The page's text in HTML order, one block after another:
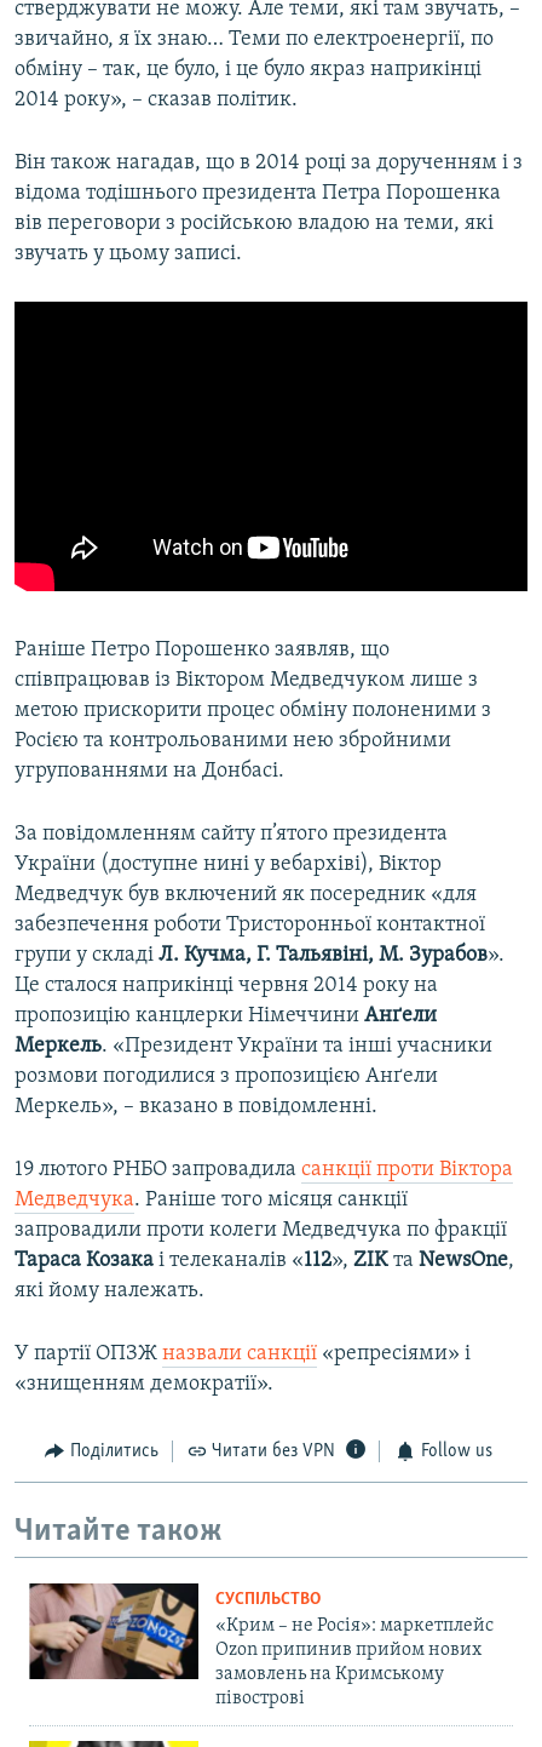
стверджувати не можу. Але теми, які там звучать, –
звичайно, я їх знаю… Теми по електроенергії, по
обміну – так, це було, і це було якраз наприкінці
2014 року», – сказав політик.
Він також нагадав, що в 2014 році за дорученням і з
відома тодішнього президента Петра Порошенка
вів переговори з російською владою на теми, які
звучать у цьому записі.
Раніше Петро Порошенко заявляв, що
співпрацював із Віктором Медведчуком лише з
метою прискорити процес обміну полоненими з
Росією та контрольованими нею збройними
угрупованнями на Донбасі.
За повідомленням сайту п’ятого президента
України (доступне нині у вебархіві), Віктор
Медведчук був включений як посередник «для
забезпечення роботи Тристоронньої контактної
групи у складі Л. Кучма, Г. Тальявіні, М. Зурабов».
Це сталося наприкінці червня 2014 року на
пропозицію канцлерки Німеччини Анґели
Меркель. «Президент України та інші учасники
розмови погодилися з пропозицією Анґели
Меркель», – вказано в повідомленні.
19 лютого РНБО запровадила санкції проти Віктора
Медведчука. Раніше того місяця санкції
запровадили проти колеги Медведчука по фракції
Тараса Козака і телеканалів «112», ZIK та NewsOne,
які йому належать.
У партії ОПЗЖ назвали санкції «репресіями» і
«знищенням демократії».
Поділитись Читати без VPN Follow us
Читайте також
СУСПІЛЬСТВО
«Крим – не Росія»: маркетплейс
Ozon припинив прийом нових
замовлень на Кримському
півострові